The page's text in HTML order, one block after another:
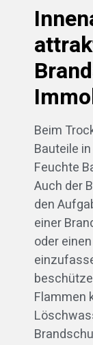
Beim
Bauteile
Feuchte
Auch der
den
einer
oder
Flammen